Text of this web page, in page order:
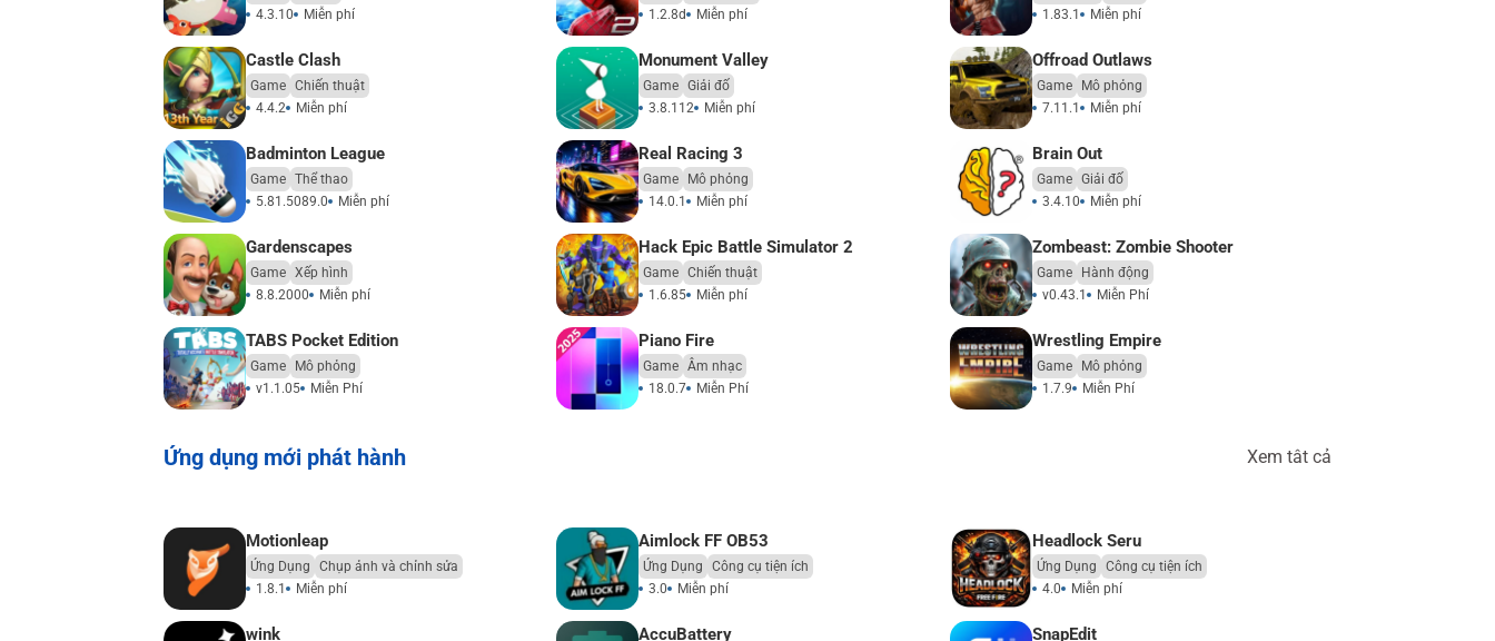
4.3.10
Miễn phí
1.2.8d
Miễn phí
1.83.1
Miễn phí
Castle Clash
Game Chiến thuật
4.4.2
Miễn phí
Monument Valley
Game Giải đố
3.8.112
Miễn phí
Offroad Outlaws
Game
Mô phỏng
7.11.1
Miễn phí
Badminton League
Game Thể thao
5.81.5089.0
Miễn phí
Real Racing 3
Game
Mô phỏng
14.0.1
Miễn phí
Brain Out
Game Giải đố
3.4.10
Miễn phí
Gardenscapes
Game Xếp hình
8.8.2000
Miễn phí
Hack Epic Battle Simulator 2
Game Chiến thuật
1.6.85
Miễn phí
Zombeast: Zombie Shooter
Game
Hành động
v0.43.1
Miễn Phí
TABS Pocket Edition
Game
Mô phỏng
v1.1.05
Miễn Phí
Piano Fire
Game Âm nhạc
18.0.7
Miễn Phí
Wrestling Empire
Game
Mô phỏng
1.7.9
Miễn Phí
Ứng dụng mới phát hành Xem tât cả
Motionleap
Ứng Dụng
Chụp ảnh và chỉnh sửa
1.8.1
Miễn phí
Aimlock FF OB53
Ứng Dụng
Công cụ tiện ích
3.0
Miễn phí
Headlock Seru
Ứng Dụng
Công cụ tiện ích
4.0
Miễn phí
wink Accu​Battery SnapEdit